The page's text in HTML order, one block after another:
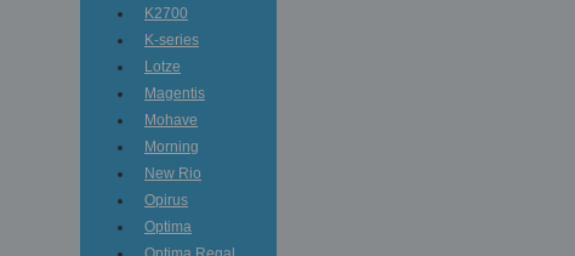
K2700
K-series
Lotze
Magentis
Mohave
Morning
New Rio
Opirus
Optima